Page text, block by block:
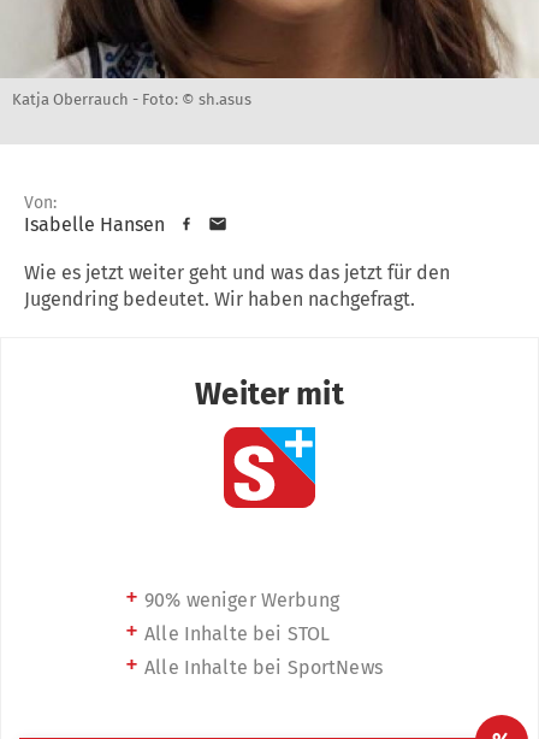
Katja Oberrauch - Foto: © sh.asus
Von:
Isabelle Hansen
Wie es jetzt weiter geht und was das jetzt für den
Jugendring bedeutet. Wir haben nachgefragt.